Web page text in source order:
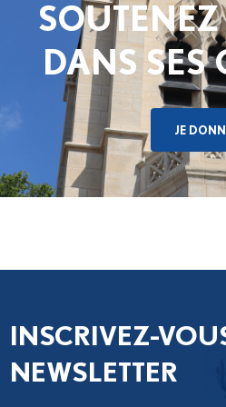
DANS
JE
INSCRIVEZ-
NEWSLETTER